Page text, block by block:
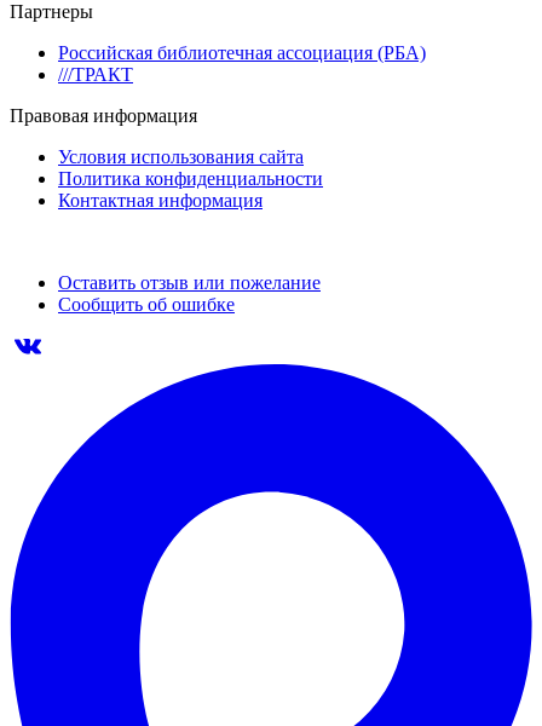
Партнеры
Российская библиотечная ассоциация (РБА)
///ТРАКТ
Правовая информация
Условия использования сайта
Политика конфиденциальности
Контактная информация
Оставить отзыв или пожелание
Сообщить об ошибке